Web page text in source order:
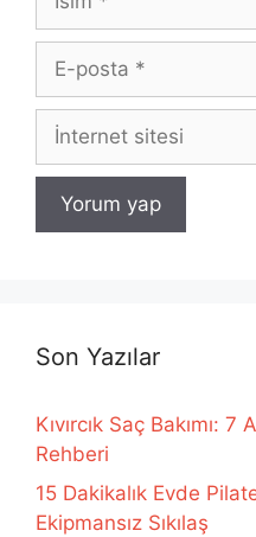
posta
İnternet
sitesi
Son Yazılar
Kıvırcık Saç Bakımı:
Rehberi
15 Dakikalık Evde
Ekipmansız Sıkılaş